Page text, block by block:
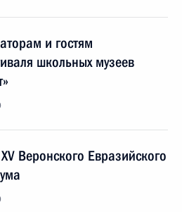
и гостям
школьных музеев
Веронского Евразийского